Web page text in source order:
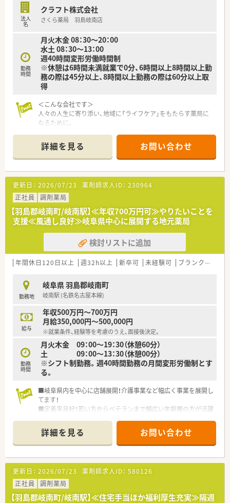
法人
名
クラフト株式会社
さくら薬局 羽島岐南店
勤務
時間
月火木金 08：30～20：00
水土 08：30～13：00
週40時間変形労働時間制
※休憩は6時間未満就業で0分、6時間以上8時間以上勤
務の際は45分以上、8時間以上勤務の際は60分以上取
得
＜こんな会社です＞
人々の人生に寄り添い、地域に「ライフケア」をもたらす薬局に
なるために。
りひとりの人生に寄り添い、質の高い医療サービスを届ける薬剤
師を求め育てています。
＜特徴・ポイントのご紹介＞
★薬剤師を守る独自システム
業務をサポートするために様々なシステムを独自開発していま
す。
その一つが約20年前から導入され、進化を続けている調剤シス
テム「SPITS」。
処方箋受付から一連の調剤業務を連動させ、業務効率化を図るほ
か、
調剤過誤防止機能を高め、患者様と働くスタッフを守っていま
す。
システム改修が必要な制度変更があった場合も、迅速に対応でき
★刷新された新規採用者研修
中途入社ならではの悩みを解消し、さくら薬局グループのビジョ
ンや社内規定などをご案内。
同期入社の方との繋がりを踏まえ、『さくら薬局の薬剤師』とし
て、安心してキャリアをスタートいただくための研修です。
店舗OJT・フォローアップや通常の社内研修と絡めて中途入社専
門の体系的な研修をご用意。
安心して飛び込める体制が整備されています。
★業界トップクラスの認定薬局数と盤石化を図る組織体制
です。
がん診療連携拠点病院等との密な連携を行いつつ、より高度な薬
学管理や、
高い専門性が求められる特殊な調剤に対応できる専門医療機関
連携薬局も取得しています。
本社から業界動向などの情報が常に発信されており、患者様や医
療機関と信頼関係を築きやすい体制があるのも認定薬局が増え
ている理由の1つです。
★安心して働ける環境と福利厚生制度
年間休日が「126日相当時間」と業界トップクラスのさくら薬局
では産休・育休の希望取得率も100％！長く働き続けるための環
詳細を見る お問い合わせ
更新日： 2026/07/23 薬剤師求人ID： 230964
正社員
調剤薬局
【羽島郡岐南町/岐南駅】≪年収700万円可≫やりたいことを
支援≪風通し良好≫岐阜県中心に展開する地元薬局
検討リストに追加
年間休日120日以上 週32h以上 新卒可 未経験可 ブランク可
勤務地
岐阜県 羽島郡岐南町
岐南駅 (名鉄名古屋本線)
給与
年収500万円～700万円
月給350,000円～500,000円
※就業条件、経験等を考慮のうえ、面接後決定。
勤務
時間
月火木金 09：00～19：30（休憩60分）
土 09：00～13：30（休憩00分）
※シフト制勤務。週40時間勤務の月間変形労働制とす
る。
■岐阜県内を中心に店舗展開！介護事業など幅広く事業を展開し
てます！
■定着率良好！若い方からベテランまで幅広い年齢層の方が活躍
■やりたいことを応援・支援して頂ける企業です！風通しがよく
アットホームな環境です！
詳細を見る お問い合わせ
更新日： 2026/07/23 薬剤師求人ID： 580126
正社員
調剤薬局
【羽島郡岐南町/岐南駅】≪住宅手当ほか福利厚生充実≫隔週